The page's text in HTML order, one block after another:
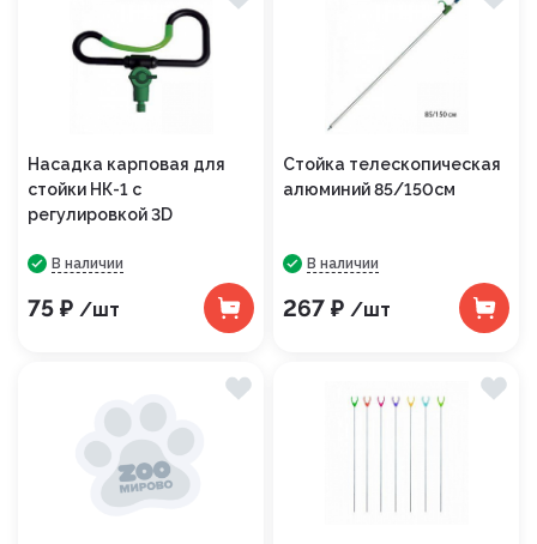
Насадка карповая для
стойки НК-1 с
регулировкой 3D
В наличии
75 ₽ /шт
Стойка телескопическая
алюминий 85/150см
В наличии
267 ₽ /шт